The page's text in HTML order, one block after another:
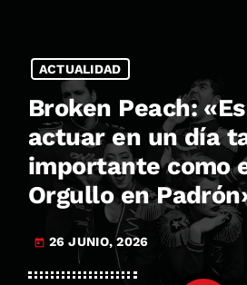
ACTUALIDAD
Broken Peach:
actuar en un día
importante como
Orgullo en
today 26 JUNIO, 2026